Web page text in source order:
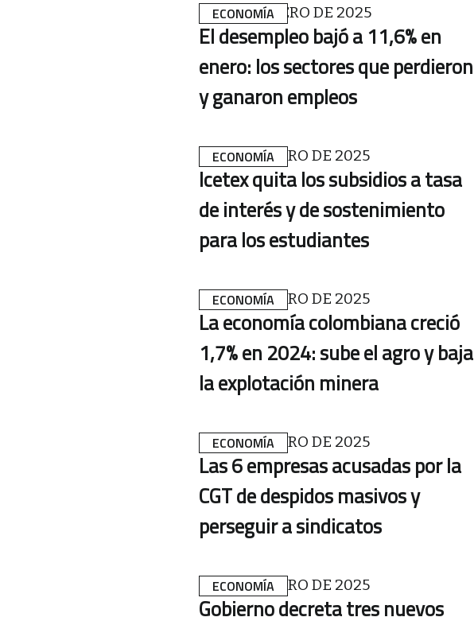
ECONOMÍA
28 DE FEBRERO DE 2025
El desempleo bajó a 11,6% en
enero: los sectores que perdieron
y ganaron empleos
ECONOMÍA
21 DE FEBRERO DE 2025
Icetex quita los subsidios a tasa
de interés y de sostenimiento
para los estudiantes
ECONOMÍA
17 DE FEBRERO DE 2025
La economía colombiana creció
1,7% en 2024: sube el agro y baja
la explotación minera
ECONOMÍA
14 DE FEBRERO DE 2025
Las 6 empresas acusadas por la
CGT de despidos masivos y
perseguir a sindicatos
ECONOMÍA
14 DE FEBRERO DE 2025
Gobierno decreta tres nuevos